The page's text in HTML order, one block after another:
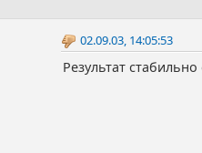
02.09.03, 14:05:53
Результат